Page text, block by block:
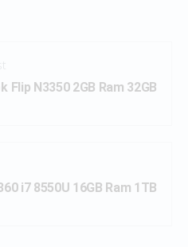
Flip N3350 2GB Ram 32GB
i7 8550U 16GB Ram 1TB